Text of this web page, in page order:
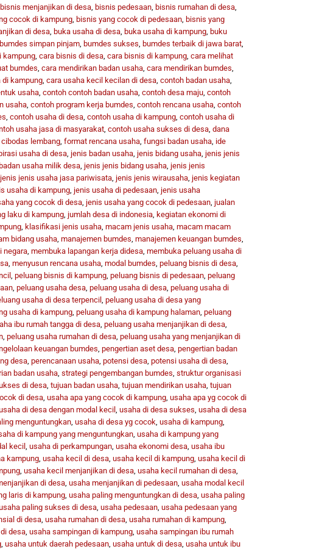
bisnis menjanjikan di desa, bisnis pedesaan, bisnis rumahan di desa,
cocok di kampung, bisnis yang cocok di pedesaan, bisnis yang
di desa, buka usaha di desa, buka usaha di kampung, buku
bumdes simpan pinjam, bumdes sukses bumdes terbaik di jawa barat,
kampung, cara bisnis di desa, cara bisnis di kampung, cara melihat
bumdes cara mendirikan badan usaha, cara mendirikan bumdes
di kampung, cara usaha kecil kecilan di desa, contoh badan usaha,
usaha, contoh contoh badan usaha, contoh desa maju, contoh
usaha, contoh program kerja bumdes contoh rencana usaha, contoh
contoh usaha di desa, contoh usaha di kampung, contoh usaha di
usaha jasa di masyarakat, contoh usaha sukses di desa, dana
lembang, format rencana usaha, fungsi badan usaha, ide
usaha di desa, jenis badan usaha, jenis bidang usaha, jenis jenis
usaha milik desa, jenis jenis bidang usaha, jenis jenis
jenis jenis usaha jasa pariwisata, jenis jenis wirausaha, jenis kegiatan
usaha di kampung, jenis usaha di pedesaan, jenis usaha
yang cocok di desa, jenis usaha yang cocok di pedesaan, jualan
laku di kampung, jumlah desa di indonesia, kegiatan ekonomi di
, klasifikasi jenis usaha, macam jenis usaha, macam macam
bidang usaha, manajemen bumdes manajemen keuangan bumdes
negara, membuka lapangan kerja didesa, membuka peluang usaha di
, menyusun rencana usaha, modal bumdes peluang bisnis di desa,
, peluang bisnis di kampung, peluang bisnis di pedesaan, peluang
, peluang usaha desa, peluang usaha di desa, peluang usaha di
usaha di desa terpencil, peluang usaha di desa yang
usaha di kampung, peluang usaha di kampung halaman, peluang
ibu rumah tangga di desa, peluang usaha menjanjikan di desa,
, peluang usaha rumahan di desa, peluang usaha yang menjanjikan di
keuangan bumdes pengertian aset desa, pengertian badan
desa, perencanaan usaha, potensi desa, potensi usaha di desa,
badan usaha, strategi pengembangan bumdes struktur organisasi
di desa, tujuan badan usaha, tujuan mendirikan usaha, tujuan
di desa, usaha apa yang cocok di kampung, usaha apa yg cocok di
di desa dengan modal kecil, usaha di desa sukses usaha di desa
menguntungkan, usaha di desa yg cocok usaha di kampung,
di kampung yang menguntungkan, usaha di kampung yang
kecil, usaha di perkampungan, usaha ekonomi desa, usaha ibu
kampung, usaha kecil di desa, usaha kecil di kampung, usaha kecil di
, usaha kecil menjanjikan di desa, usaha kecil rumahan di desa,
di desa, usaha menjanjikan di pedesaan, usaha modal kecil
laris di kampung, usaha paling menguntungkan di desa, usaha paling
paling sukses di desa, usaha pedesaan, usaha pedesaan yang
di desa, usaha rumahan di desa, usaha rumahan di kampung,
desa, usaha sampingan di kampung, usaha sampingan ibu rumah
, usaha untuk daerah pedesaan, usaha untuk di desa, usaha untuk ibu